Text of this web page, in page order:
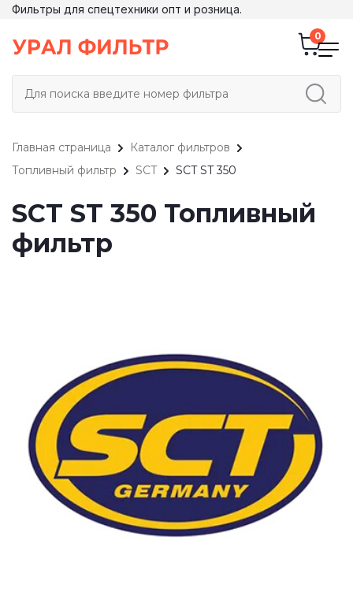
Фильтры для спецтехники опт и розница.
Главная страница
Каталог фильтров
Топливный фильтр
SCT SCT ST 350
SCT ST 350 Топливный
фильтр